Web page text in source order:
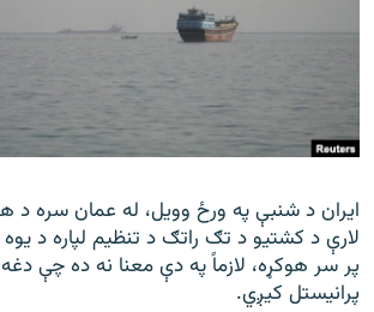
ایران د شنبې په ورځ وویل، له عمان سره د
لارې د کشتیو د تګ راتګ د تنظیم لپاره د یوه
پر سر هوکړه، لازماً په دې معنا نه ده چې دغه
پرانیستل کیږي.